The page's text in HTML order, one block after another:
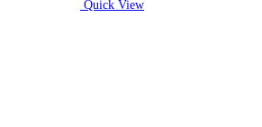
Quick View